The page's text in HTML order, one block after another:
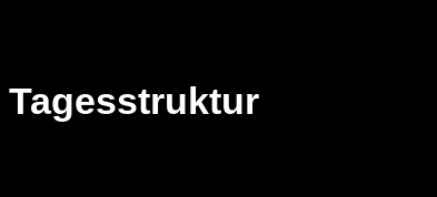
Tagesstruktur